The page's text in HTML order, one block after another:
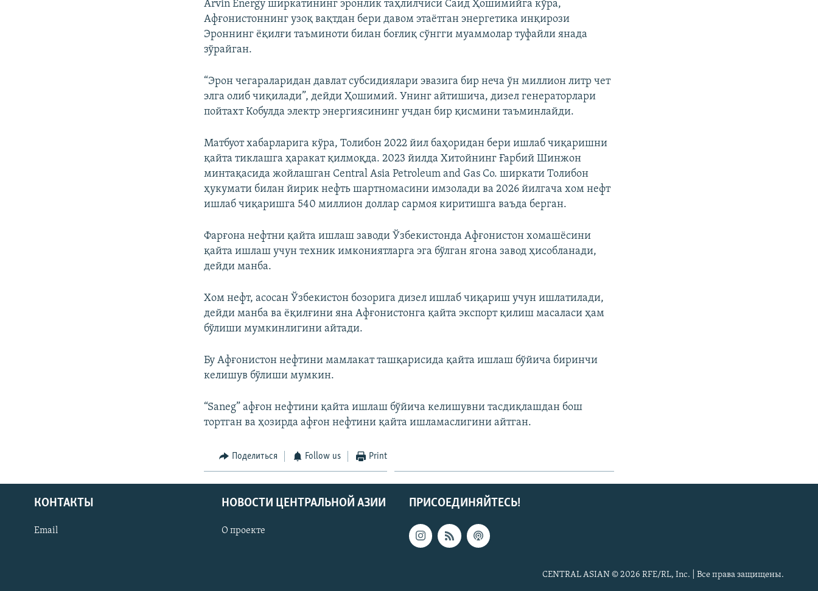
Arvin Energy ширкатининг эронлик таҳлилчиси Саид Ҳошимийга кўра,
Афғонистоннинг узоқ вақтдан бери давом этаётган энергетика инқирози
Эроннинг ёқилғи таъминоти билан боғлиқ сўнгги муаммолар туфайли янада
зўрайган.
“Эрон чегараларидан давлат субсидиялари эвазига бир неча ўн миллион литр чет
элга олиб чиқилади”, дейди Ҳошимий. Унинг айтишича, дизел генераторлари
пойтахт Кобулда электр энергиясининг учдан бир қисмини таъминлайди.
Матбуот хабарларига кўра, Толибон 2022 йил баҳоридан бери ишлаб чиқаришни
қайта тиклашга ҳаракат қилмоқда. 2023 йилда Хитойнинг Ғарбий Шинжон
минтақасида жойлашган Central Asia Petroleum and Gas Co. ширкати Толибон
ҳукумати билан йирик нефть шартномасини имзолади ва 2026 йилгача хом нефт
ишлаб чиқаришга 540 миллион доллар сармоя киритишга ваъда берган.
Фарғона нефтни қайта ишлаш заводи Ўзбекистонда Афғонистон хомашёсини
қайта ишлаш учун техник имкониятларга эга бўлган ягона завод ҳисобланади,
дейди манба.
Хом нефт, асосан Ўзбекистон бозорига дизел ишлаб чиқариш учун ишлатилади,
дейди манба ва ёқилғини яна Афғонистонга қайта экспорт қилиш масаласи ҳам
бўлиши мумкинлигини айтади.
Бу Афғонистон нефтини мамлакат ташқарисида қайта ишлаш бўйича биринчи
келишув бўлиши мумкин.
“Saneg” афғон нефтини қайта ишлаш бўйича келишувни тасдиқлашдан бош
тортган ва ҳозирда афғон нефтини қайта ишламаслигини айтган.
Поделиться Follow us Print
ПРИСОЕДИНЯЙТЕСЬ!
КОНТАКТЫ
Email
НОВОСТИ ЦЕНТРАЛЬНОЙ АЗИИ
О проекте
CENTRAL ASIAN © 2026 RFE/RL, Inc. | Все права защищены.